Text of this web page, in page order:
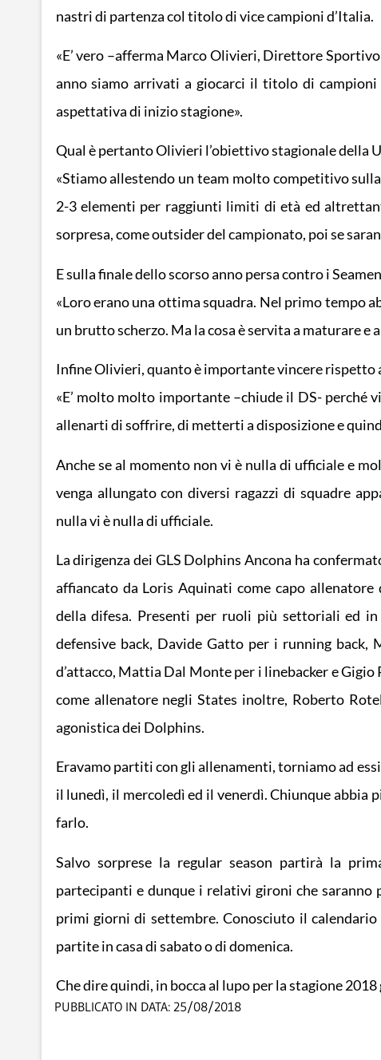
nastri di partenza col titolo di vice campioni d’Italia.
«E’ vero –afferma Marco Olivieri, Direttore
anno siamo arrivati a giocarci il titolo di
aspettativa di inizio stagione».
Qual è pertanto Olivieri l’obiettivo stagionale della
«Stiamo allestendo un team molto competitivo
2-3 elementi per raggiunti limiti di età ed
sorpresa, come outsider del campionato, poi se
E sulla finale dello scorso anno persa contro i
«Loro erano una ottima squadra. Nel primo tempo
un brutto scherzo. Ma la cosa è servita a maturare
Infine Olivieri, quanto è importante vincere rispetto
«E’ molto molto importante –chiude il DS- perché
allenarti di soffrire, di metterti a disposizione e
Anche se al momento non vi è nulla di ufficiale e
venga allungato con diversi ragazzi di squadre
nulla vi è nulla di ufficiale.
La dirigenza dei GLS Dolphins Ancona ha
affiancato da Loris Aquinati come capo
della difesa. Presenti per ruoli più settoriali ed
defensive back, Davide Gatto per i running
d’attacco, Mattia Dal Monte per i linebacker e
come allenatore negli States inoltre, Roberto
agonistica dei Dolphins.
Eravamo partiti con gli allenamenti, torniamo ad
il lunedì, il mercoledì ed il venerdì. Chiunque abbia
farlo.
Salvo sorprese la regular season partirà la
partecipanti e dunque i relativi gironi che saranno
primi giorni di settembre. Conosciuto il
partite in casa di sabato o di domenica.
Che dire quindi, in bocca al lupo per la stagione
PUBBLICATO IN DATA: 25/08/2018